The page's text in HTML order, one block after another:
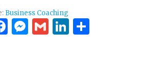
Business Coaching
Facebook
Messenger
GmailLinkedIn
Delen